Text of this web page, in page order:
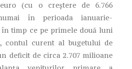
euro (cu o creștere de 6.766
în perioada ianuarie-
în timp ce pe primele două luni
contul curent al bugetului de
deficit de circa 2.707 milioane